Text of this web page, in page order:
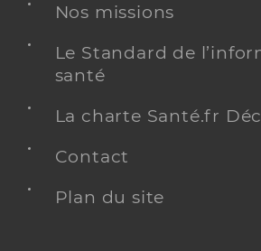
Nos missions
Le Standard de
santé
La charte Santé.fr
Contact
Plan du site